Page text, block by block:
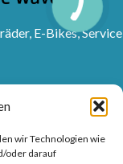
wir Technologien wie
oder darauf
E-Bikes, Service